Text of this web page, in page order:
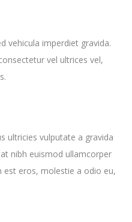
vehicula imperdiet gravida.
vel ultrices vel,
ultricies vulputate a gravida
nibh euismod ullamcorper
est eros, molestie a odio eu,